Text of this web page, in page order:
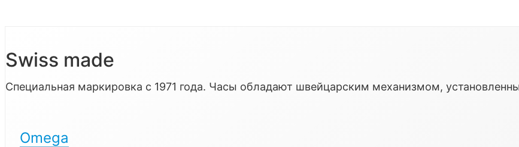
Swiss made
Специальная маркировка с 1971 года. Часы обладают швейцарским механизмом,
Omega